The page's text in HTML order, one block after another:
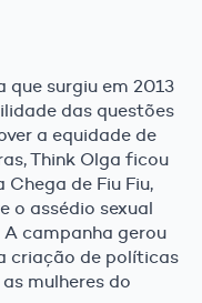
que surgiu em 2013
das questões
a equidade de
Think Olga ficou
de Fiu Fiu,
o assédio sexual
campanha gerou
criação de políticas
mulheres do